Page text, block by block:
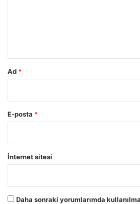
Ad *
E-posta *
İnternet sitesi
Daha sonraki yorumlarımda